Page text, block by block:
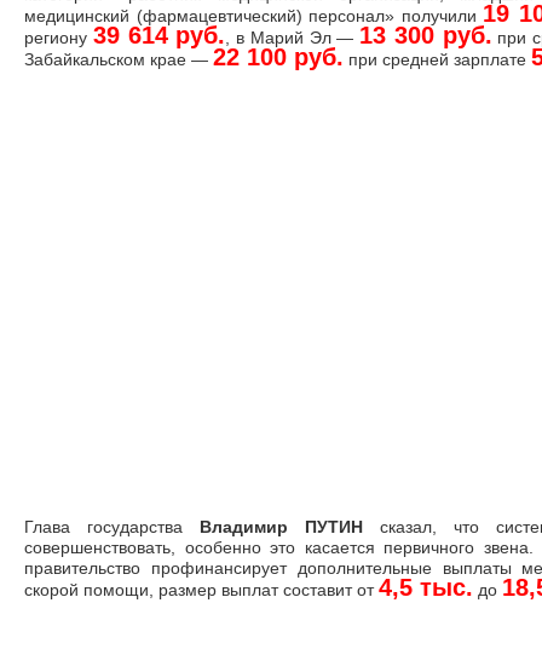
медицинский (фармацевтический) персонал» получили 19
региону 39 614 руб., в Марий Эл— 13 300 руб. при
Забайкальском крае — 22 100 руб. при средней зарплате
Глава государства Владимир ПУТИН сказал, что
совершенствовать, особенно это касается первичного
правительство профинансирует дополнительные выплаты
скорой помощи, размер выплат составит от4,5 тыс. до